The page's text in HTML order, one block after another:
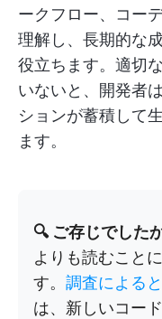
ークフロー、コー
理解し、長期的な
役立ちます。適切
いないと、開発者
ションが蓄積して
ます。
🔍 ご存じでした
よりも読むこと
す。 調査によると
は、新しいコー